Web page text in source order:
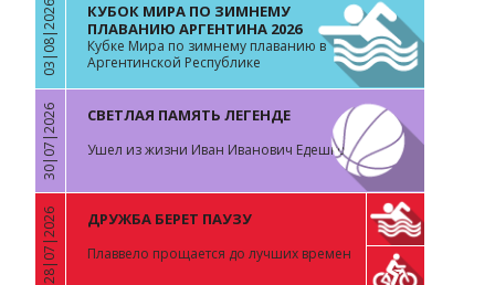
«
03|08|2026
КУБОК МИРА ПО ЗИМНЕМУ
ПЛАВАНИЮ АРГЕНТИНА 2026
Кубке Мира по зимнему плаванию в
Аргентинской Республике
«
30|07|2026 СВЕТЛАЯ ПАМЯТЬ ЛЕГЕНДЕ
Ушел из жизни Иван Иванович Едешко
«
28|07|2026 ДРУЖБА БЕРЕТ ПАУЗУ
Плаввело прощается до лучших времен